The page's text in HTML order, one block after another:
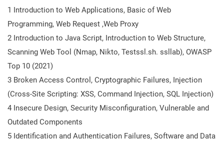
1 Introduction to Web Applications, Basic of Web
Programming, Web Request ,Web Proxy
2 Introduction to Java Script, Introduction to Web Structure,
Scanning Web Tool (Nmap, Nikto, Testssl.sh. ssllab), OWASP
Top 10 (2021)
3 Broken Access Control, Cryptographic Failures, Injection
(Cross-Site Scripting: XSS, Command Injection, SQL Injection)
4 Insecure Design, Security Misconfiguration, Vulnerable and
Outdated Components
5 Identification and Authentication Failures, Software and Data